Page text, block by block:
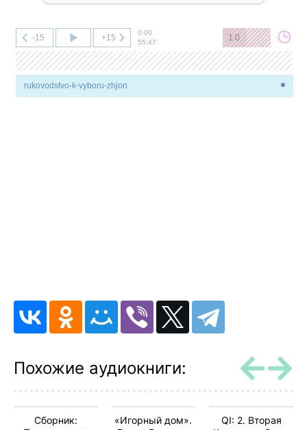
-15 +15
0:00
55:47
1.0
rukovodstvo-k-vyboru-zhjon
Похожие аудиокниги:
Сборник:
«Игорный дом».
QI: 2. Вторая